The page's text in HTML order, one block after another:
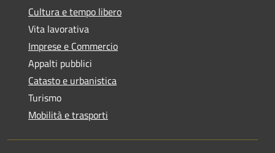
Cultura e tempo libero
Vita lavorativa
Imprese e Commercio
Appalti pubblici
Catasto e urbanistica
Turismo
Mobilità e trasporti